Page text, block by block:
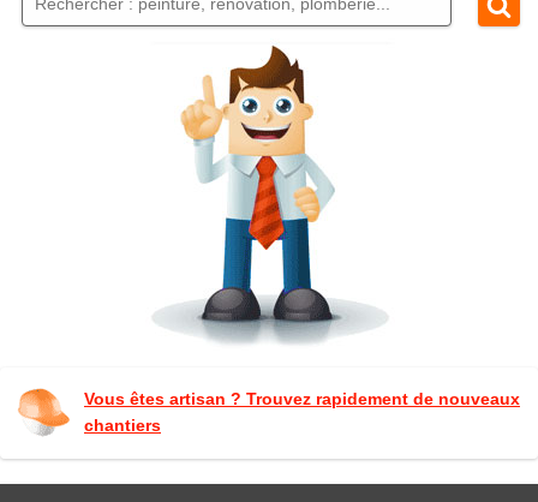
Vous êtes artisan ? Trouvez rapidement de nouveaux
chantiers